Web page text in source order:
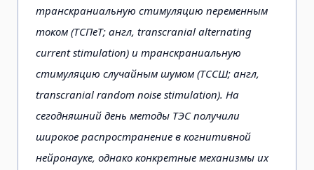
транскраниальную стимуляцию переменным
током (ТСПеТ; англ, transcranial alternating
current stimulation) и транскраниальную
стимуляцию случайным шумом (ТССШ; англ,
transcranial random noise stimulation). На
сегодняшний день методы ТЭС получили
широкое распространение в когнитивной
нейронауке, однако конкретные механизмы их